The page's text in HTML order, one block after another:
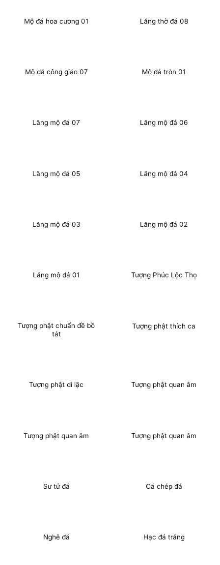
Mộ đá hoa cương 01 Lăng thờ đá 08
Mộ đá công giáo 07 Mộ đá tròn 01
Lăng mộ đá 07 Lăng mộ đá 06
Lăng mộ đá 05 Lăng mộ đá 04
Lăng mộ đá 03 Lăng mộ đá 02
Lăng mộ đá 01 Tượng Phúc Lộc Thọ
Tượng phật chuẩn đề bồ
tát
Tượng phật thích ca
Tượng phật di lặc Tượng phật quan âm
Tượng phật quan âm Tượng phật quan âm
Sư tử đá Cá chép đá
Nghê đá Hạc đá trắng